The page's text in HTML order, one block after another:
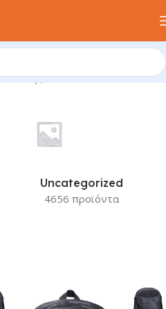
/Athletic Youth
Uncategorized
4656 προϊόντα